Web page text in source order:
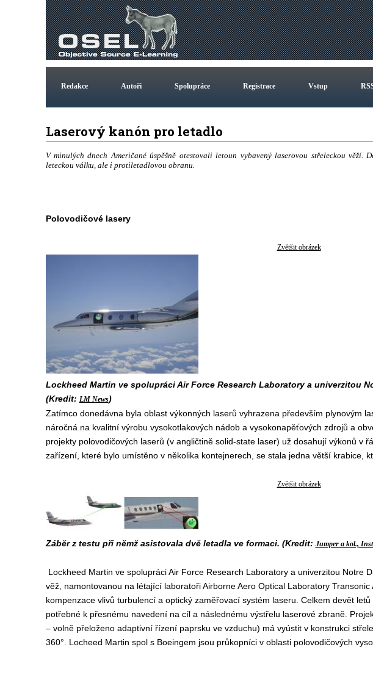
Redakce Autoři Spolupráce Registrace Vstup
Laserový kanón pro letadlo
V minulých dnech Američané úspěšně otestovali letoun vybavený laserovou střeleckou věží.
leteckou válku, ale i protiletadlovou obranu.
Polovodičové lasery
Zvětšit obrázek
Lockheed Martin ve spolupráci Air Force Research Laboratory a univerzitou
(Kredit: LM News)
Zatímco donedávna byla oblast výkonných laserů vyhrazena především plynovým
náročná na kvalitní výrobu vysokotlakových nádob a vysokonapěťových zdrojů a
projekty polovodičových laserů (v angličtině solid-state laser) už dosahují výkonů v
zařízení, které bylo umístěno v několika kontejnerech, se stala jedna větší krabice,
Zvětšit obrázek
Záběr z testu při němž asistovala dvě letadla ve formaci. (Kredit: Jumper a kol.,
Lockheed Martin ve spolupráci Air Force Research Laboratory a univerzitou Notre
věž, namontovanou na létající laboratoři Airborne Aero Optical Laboratory
kompenzace vlivů turbulencí a optický zaměřovací systém laseru. Celkem devět
potřebné k přesnému navedení na cíl a následnému výstřelu laserové zbraně.
– volně přeloženo adaptivní řízení paprsku ve vzduchu) má vyústit v konstrukci
360°. Locheed Martin spol s Boeingem jsou průkopníci v oblasti polovodičových